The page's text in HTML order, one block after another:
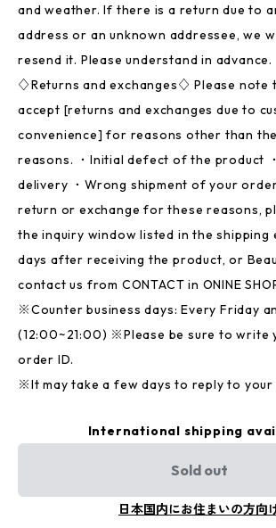
and weather. If there is a return due to
address or an unknown addressee, we
resend it. Please understand in advance.
♢Returns and exchanges♢ Please note
accept [returns and exchanges due to
convenience] for reasons other than
reasons. ・Initial defect of the product
delivery ・Wrong shipment of your
return or exchange for these reasons,
the inquiry window listed in the shipping
days after receiving the product, or
contact us from CONTACT in ONINE
※Counter business days: Every Friday
(12:00~21:00) ※Please be sure to write
order ID.
※It may take a few days to reply to your
International shipping
Sold out
日本国内にお住まいの方向